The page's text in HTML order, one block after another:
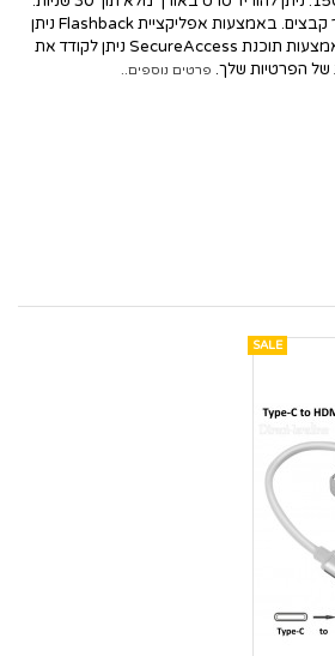
כולל יכולת קידוד, גיבוי ושחזור קבצים. באמצעות אפליקציית Flashback ניתן
לבצע גיבוי אוטומטי בענן. באמצעות תוכנת SecureAccess ניתן לקודד את
של הפרטיות שלך. פרטים נוספים..
SALE